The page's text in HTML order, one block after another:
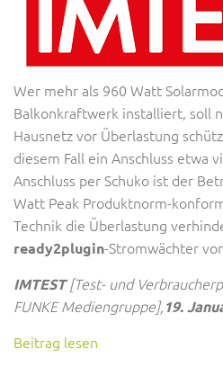
Wer mehr als 960 Watt
Balkonkraftwerk installiert, soll
Hausnetz vor Überlastung
diesem Fall ein Anschluss etwa
Anschluss per Schuko ist der
Watt Peak Produktnorm-
Technik die Überlastung
ready2plugin-Stromwächter
IMTEST[Test- und
FUNKE Mediengruppe],19.
Beitrag lesen